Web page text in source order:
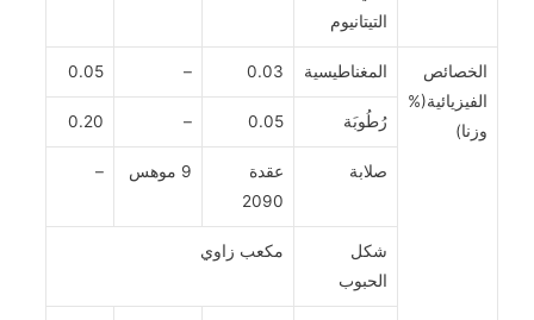
التيتانيوم
الخصائص
الفيزيائية(%
وزنا)
المغناطيسية 0.03
–
0.05
رُطُوبَة 0.05
–
0.20
صلابة
عقدة
2090
9 موهس –
شكل
الحبوب
مكعب زاوي